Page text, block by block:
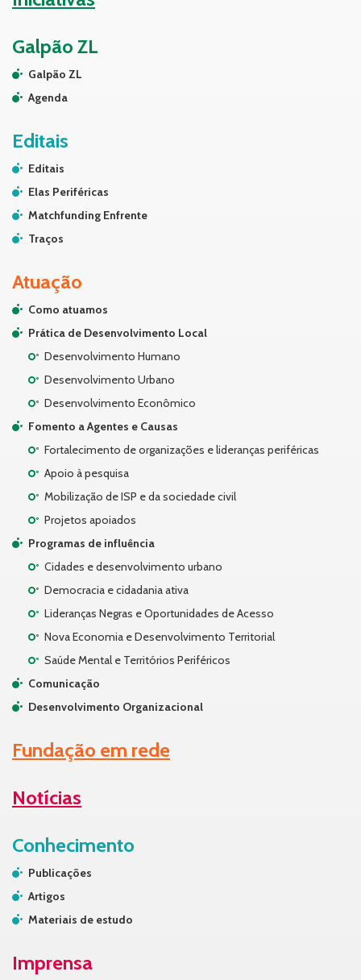
Galpão ZL
Galpão ZL
Agenda
Editais
Editais
Elas Periféricas
Matchfunding Enfrente
Traços
Atuação
Como atuamos
Prática de Desenvolvimento Local
Desenvolvimento Humano
Desenvolvimento Urbano
Desenvolvimento Econômico
Fomento a Agentes e Causas
Fortalecimento de organizações e lideranças periféricas
Apoio à pesquisa
Mobilização de ISP e da sociedade civil
Projetos apoiados
Programas de influência
Cidades e desenvolvimento urbano
Democracia e cidadania ativa
Lideranças Negras e Oportunidades de Acesso
Nova Economia e Desenvolvimento Territorial
Saúde Mental e Territórios Periféricos
Comunicação
Desenvolvimento Organizacional
Fundação em rede
Notícias
Conhecimento
Publicações
Artigos
Materiais de estudo
Imprensa